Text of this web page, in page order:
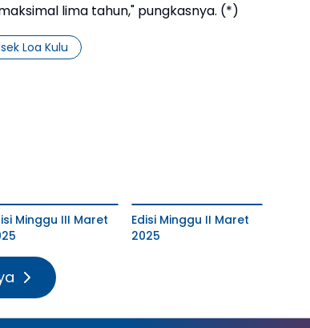
lima tahun," pungkasnya. (*)
Loa Kulu
Minggu III Maret
Edisi Minggu II Maret
2025